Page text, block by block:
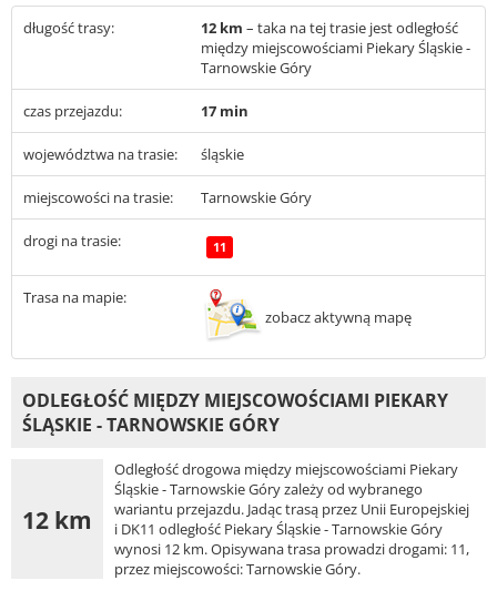
długość trasy: 12 km – taka na tej trasie jest odległość
między miejscowościami Piekary Śląskie -
Tarnowskie Góry
czas przejazdu: 17 min
województwa na trasie: śląskie
miejscowości na trasie: Tarnowskie Góry
drogi na trasie: 11
Trasa na mapie:
zobacz aktywną mapę
ODLEGŁOŚĆ MIĘDZY MIEJSCOWOŚCIAMI PIEKARY
ŚLĄSKIE - TARNOWSKIE GÓRY
12 km
Odległość drogowa między miejscowościami Piekary
Śląskie - Tarnowskie Góry zależy od wybranego
wariantu przejazdu. Jadąc trasą przez Unii Europejskiej
i DK11 odległość Piekary Śląskie - Tarnowskie Góry
wynosi 12 km. Opisywana trasa prowadzi drogami: 11,
przez miejscowości: Tarnowskie Góry.